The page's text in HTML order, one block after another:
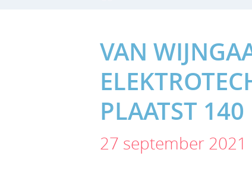
VAN
PLAATST
27 september 2021